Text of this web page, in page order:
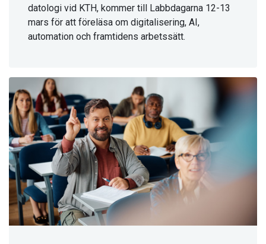
datologi vid KTH, kommer till Labbdagarna 12-13
mars för att föreläsa om digitalisering, AI,
automation och framtidens arbetssätt.